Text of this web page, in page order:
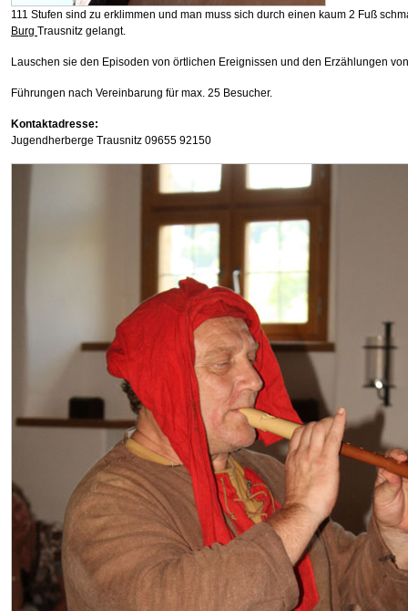
111 Stufen sind zu erklimmen und man muss sich durch einen kaum 2 Fuß
Burg Trausnitz gelangt.
Lauschen sie den Episoden von örtlichen Ereignissen und den Erzählungen
Führungen nach Vereinbarung für max. 25 Besucher.
Kontaktadresse:
Jugendherberge Trausnitz 09655 92150